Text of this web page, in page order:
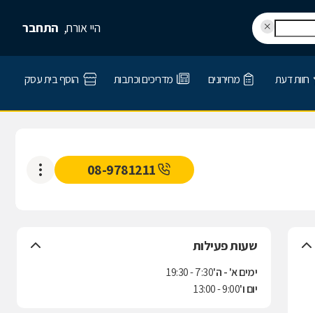
היי אורח, התחבר
חוות דעת מחירונים מדריכים וכתבות הוסף בית עסק
08-9781211
שעות פעילות
ימים א' - ה'7:30 - 19:30
יום ו'9:00 - 13:00